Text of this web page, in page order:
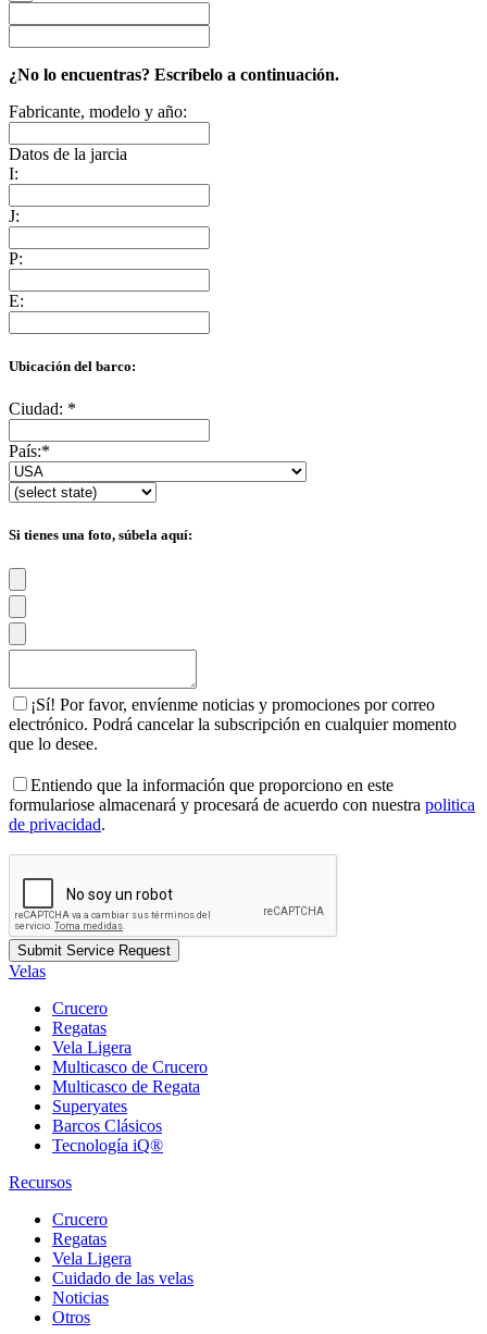
¿No lo encuentras? Escríbelo a continuación.
Fabricante, modelo y año:
Datos de la jarcia
I:
J:
P:
E:
Ubicación del barco:
Ciudad: *
País:*
Si tienes una foto, súbela aquí:
¡Sí! Por favor, envíenme noticias y promociones por correo
electrónico. Podrá cancelar la subscripción en cualquier momento
que lo desee.
Entiendo que la información que proporciono en este
formulariose almacenará y procesará de acuerdo con nuestra politica
de privacidad.
Velas
Crucero
Regatas
Vela Ligera
Multicasco de Crucero
Multicasco de Regata
Superyates
Barcos Clásicos
Tecnología iQ®
Recursos
Crucero
Regatas
Vela Ligera
Cuidado de las velas
Noticias
Otros